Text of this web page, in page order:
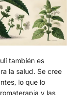
también es
la salud. Se cree
lo que lo
y las